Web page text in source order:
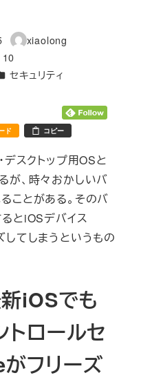
著
者
xiaolong
ー
テゴリー
セキュリティ
ド コピー
デスクトップ用OSと
が、時々おかしいバ
ことがある。そのバ
とiOSデバイス
してしまうというもの
iOSでも
トロールセ
フリーズ